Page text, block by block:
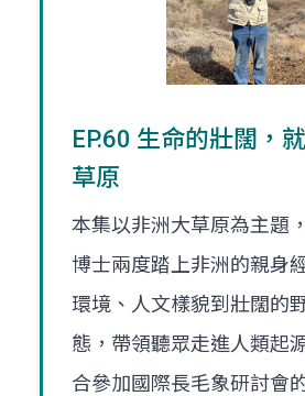
EP.60 生命的壯闊，
草原
本集以非洲大草原為主題
博士兩度踏上非洲的親身
環境、人文樣貌到壯闊的
態，帶領聽眾走進人類起
合參加國際長毛象研討會